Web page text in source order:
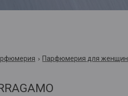
Парфюмерия для женщин